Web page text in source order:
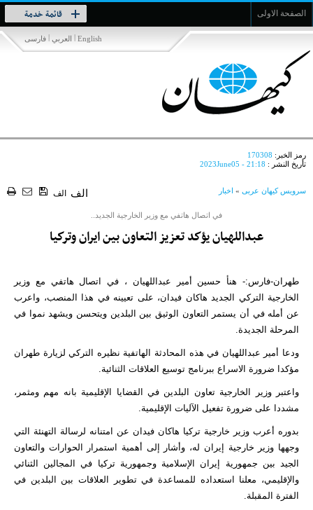
الصفحة الاولى قائمة خدمة
Toggle
navigation
فارسی | العربي | English
رمز الخبر: 170308
تأريخ النشر : 2023June05 - 21:18
سرویس کیهان عربی » اخبار الف الف
في اتصال هاتفي مع وزير الخارجية الجديد..
عبداللهيان يؤكد تعزيز التعاون بين ايران وتركيا
طهران-فارس:- هنأ حسين أمير عبداللهيان ، في اتصال هاتفي مع وزير
الخارجية التركي الجديد هاكان فيدان، على تعيينه في هذا المنصب، واعرب
عن أمله في أن يستمر التعاون الوثيق بين البلدين ويتحسن ويشهد نموا في
المرحلة الجديدة.
ودعا أمير عبداللهيان في هذه المحادثة الهاتفية نظيره التركي لزيارة طهران
مؤكدا ضرورة الاسراع ببرنامج توسيع العلاقات الثنائية.
واعتبر وزير الخارجية تعاون البلدين في القضايا الإقليمية بانه مهم ومثمر،
مشددا على ضرورة تفعيل الآليات الإقليمية.
بدوره أعرب وزير خارجية تركيا هاكان فيدان عن امتنانه لرسالة التهنئة التي
وجهها وزير خارجية إيران له، وأشار إلى أهمية استمرار الحوارات والتعاون
الجيد بين جمهورية إيران الإسلامية وجمهورية تركيا في المجالين الثنائي
والإقليمي، معلنا استعداده للمساعدة في تطوير العلاقات بين البلدين في
الفترة المقبلة.